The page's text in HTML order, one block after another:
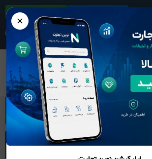
✕
دانلود اپلیکیشن
کانی غیر فلزی (سنگ, سیمان و ...)
سنگ
پیشوا